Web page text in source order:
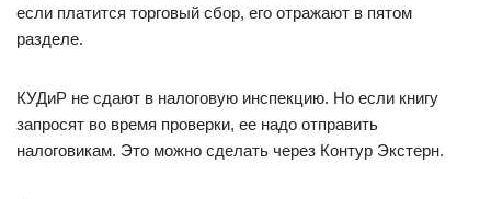
если платится торговый сбор, его отражают в пятом
разделе.
КУДиР не сдают в налоговую инспекцию. Но если книгу
запросят во время проверки, ее надо отправить
налоговикам. Это можно сделать через Контур Экстерн.